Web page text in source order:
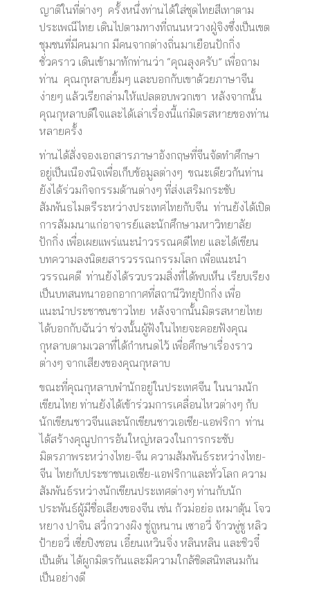
ญาติในที่ต่างๆ ครั้งหนึ่งท่านได้ใส่ชุดไทยสีเทาตาม
ประเพณีไทย เดินไปตามทางที่ถนนหวางฝู่จิงซึ่งเป็นเขต
ชุมชนที่มีคนมาก มีคนจากต่างถิ่นมาเยือนปักกิ่ง
ชั่วคราว เดินเข้ามาทักท่านว่า “คุณลุงครับ” เพื่อถาม
ท่าน คุณกุหลาบยิ้มๆ และบอกกับเขาด้วยภาษาจีน
ง่ายๆ แล้วเรียกล่ามให้แปลตอบพวกเขา หลังจากนั้น
คุณกุหลาบดีใจและได้เล่าเรื่องนี้แก่มิตรสหายของท่าน
หลายครั้ง
ท่านได้สั่งจองเอกสารภาษาอังกฤษที่จีนจัดทำศึกษา
อยู่เป็นเนืองนิจเพื่อเก็บข้อมูลต่างๆ ขณะเดียวกันท่าน
ยังได้ร่วมกิจกรรมด้านต่างๆ ที่ส่งเสริมกระชับ
สัมพันธไมตรีระหว่างประเทศไทยกับจีน ท่านยังได้เปิด
การสัมมนาแก่อาจารย์และนักศึกษามหาวิทยาลัย
ปักกิ่ง เพื่อเผยแพร่แนะนำวรรณคดีไทย และได้เขียน
บทความลงนิตยสารวรรณกรรมโลก เพื่อแนะนำ
วรรณคดี ท่านยังได้รวบรวมสิ่งที่ได้พบเห็น เรียบเรียง
เป็นบทสนทนาออกอากาศที่สถานีวิทยุปักกิ่ง เพื่อ
แนะนำประชาชนชาวไทย หลังจากนั้นมิตรสหายไทย
ได้บอกกับฉันว่า ช่วงนั้นผู้ฟังในไทยจะคอยฟังคุณ
กุหลาบตามเวลาที่ได้กำหนดไว้ เพื่อศึกษาเรื่องราว
ต่างๆ จากเสียงของคุณกุหลาบ
ขณะที่คุณกุหลาบพำนักอยู่ในประเทศจีน ในนามนัก
เขียนไทย ท่านยังได้เข้าร่วมการเคลื่อนไหวต่างๆ กับ
นักเขียนชาวจีนและนักเขียนชาวเอเชีย-แอฟริกา ท่าน
ได้สร้างคุณูปการอันใหญ่หลวงในการกระชับ
มิตรภาพระหว่างไทย-จีน ความสัมพันธ์ระหว่างไทย-
จีน ไทยกับประชาชนเอเชีย-แอฟริกาและทั่วโลก ความ
สัมพันธ์รหว่างนักเขียนประเทศต่างๆ ท่านกับนัก
ประพันธ์ผู้มีชื่อเสียงของจีน เช่น กัวม่อย่อ เหมาตุ้น โจว
หยาง ปาจิน สวี่กวางผิง ชู่ถูหนาน เซาอวี่ จ้าวพู่ชู หลิว
ป้ายอวี่ เซี่ยปิงชอน เอี๋ยนเหวินจิ่ง หลินหลิน และชิวจี๋
เป็นต้น ได้ผูกมิตรกันและมีความใกล้ชิดสนิทสนมกัน
เป็นอย่างดี